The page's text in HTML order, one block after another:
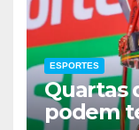
ESPORTES
Quartas
podem